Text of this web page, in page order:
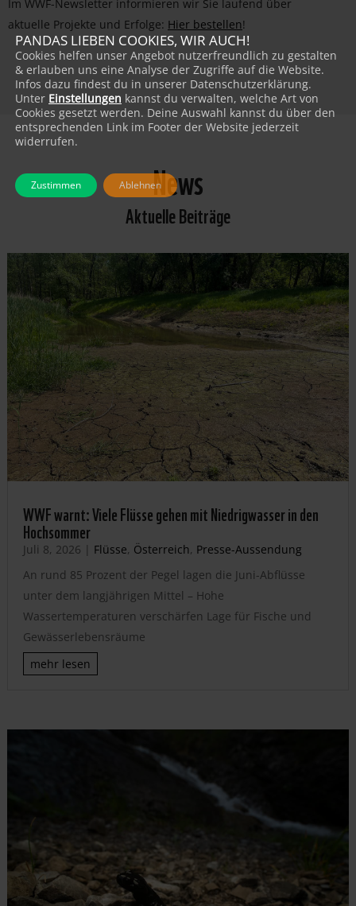
Im WWF-Newsletter informieren wir Sie laufend über
aktuelle Projekte und Erfolge: Hier bestellen!
News
Aktuelle Beiträge
WWF warnt: Viele Flüsse gehen mit Niedrigwasser in den
Hochsommer
Juli 8, 2026 | Flüsse, Österreich, Presse-Aussendung
An rund 85 Prozent der Pegel lagen die Juni-Abflüsse
unter dem langjährigen Mittel – Hohe
Wassertemperaturen verschärfen Lage für Fische und
Gewässerlebensräume
mehr lesen
PANDAS LIEBEN COOKIES, WIR AUCH!
Cookies helfen unser Angebot nutzerfreundlich zu gestalten
& erlauben uns eine Analyse der Zugriffe auf die Website.
Infos dazu findest du in unserer Datenschutzerklärung.
Unter Einstellungen kannst du verwalten, welche Art von
Cookies gesetzt werden. Deine Auswahl kannst du über den
entsprechenden Link im Footer der Website jederzeit
widerrufen.
Zustimmen Ablehnen